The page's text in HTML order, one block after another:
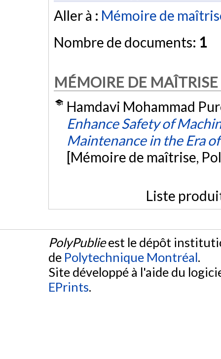
Aller à : Mémoire de
Nombre de documents: 1
MÉMOIRE DE MAÎTRISE
Hamdavi Mohammad
Enhance Safety of
Maintenance in the Era
[Mémoire de maîtrise,
Liste
PolyPublieest le dépôt
de Polytechnique Montréal.
Site développé à l'aide du
EPrints.